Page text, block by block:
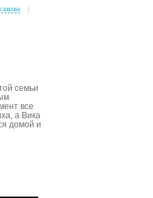
семьи
все
а Вика
домой и